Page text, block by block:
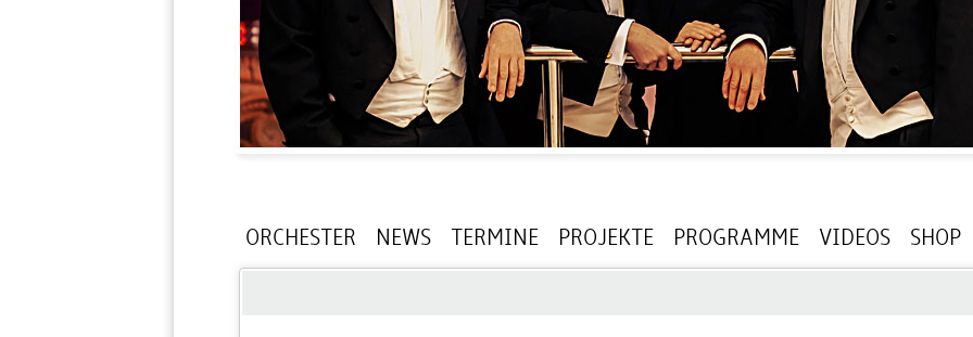
ORCHESTER NEWS TERMINE PROJEKTE PROGRAMME VIDEOS SHOP